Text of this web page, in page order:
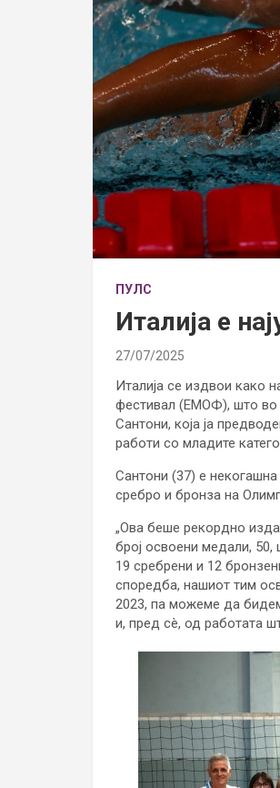
ПУЛС
Италија е
27/07/2025
Италија се издвои како
фестивал (ЕМОФ), што во
Сантони, која ја
работи со младите
Сантони (37) е некогашна
сребро и бронза на
„Ова беше рекордно
број освоени медали,
19 сребрени и 12
споредба, нашиот тим
2023, па можеме да
и, пред сè, од работата